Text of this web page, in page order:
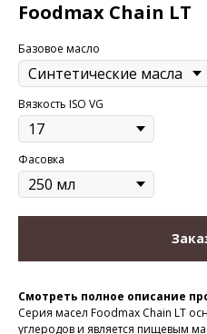
Foodmax Chain LT
Базовое масло
Вязкость ISO VG
Фасовка
Смотреть полное описание
Серия масел Foodmax Chain LT
углеродов и является пищевым